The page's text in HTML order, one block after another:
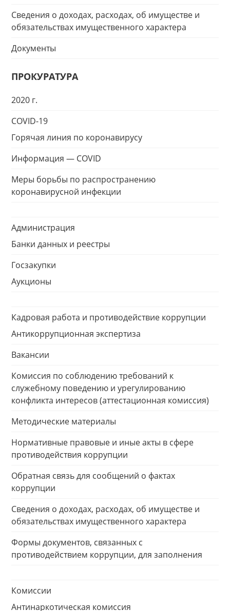
Сведения о доходах, расходах, об имуществе и
обязательствах имущественного характера
Документы
ПРОКУРАТУРА
2020 г.
COVID-19
Горячая линия по коронавирусу
Информация — COVID
Меры борьбы по распространению
коронавирусной инфекции
Администрация
Банки данных и реестры
Госзакупки
Аукционы
Кадровая работа и противодействие коррупции
Антикоррупционная экспертиза
Вакансии
Комиссия по соблюдению требований к
служебному поведению и урегулированию
конфликта интересов (аттестационная комиссия)
Методические материалы
Нормативные правовые и иные акты в сфере
противодействия коррупции
Обратная связь для сообщений о фактах
коррупции
Сведения о доходах, расходах, об имуществе и
обязательствах имущественного характера
Формы документов, связанных с
противодействием коррупции, для заполнения
Комиссии
Антинаркотическая комиссия